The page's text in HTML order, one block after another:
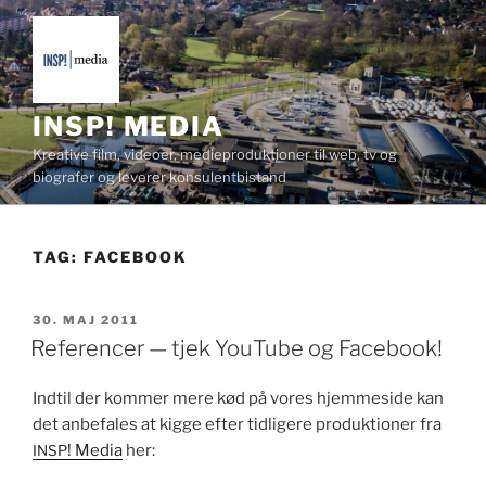
Videre
til
indhold
INSP! MEDIA
Kreative film, videoer, medieproduktioner til web, tv og
biografer og leverer konsulentbistand
TAG: FACEBOOK
UDGIVET
DEN
30. MAJ 2011
Referencer — tjek YouTube og Facebook!
Indtil der kom­mer mere kød på vores hjemme­side kan
det anbe­fales at kigge efter tidligere pro­duk­tion­er fra
INSP! Media her: